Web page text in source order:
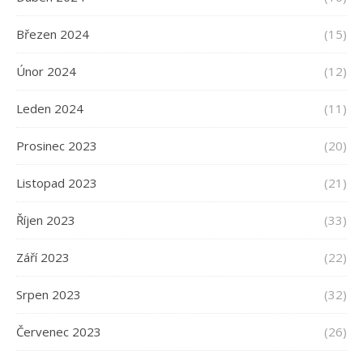
Březen 2024 (15)
Únor 2024 (12)
Leden 2024 (11)
Prosinec 2023 (20)
Listopad 2023 (21)
Říjen 2023 (33)
Září 2023 (22)
Srpen 2023 (32)
Červenec 2023 (26)